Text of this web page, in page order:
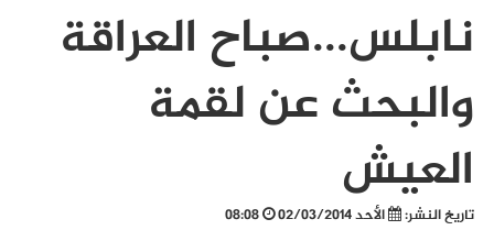
نابلس...صباح العراقة
والبحث عن لقمة
العيش
تاريخ النشر: الأحد 02/03/2014